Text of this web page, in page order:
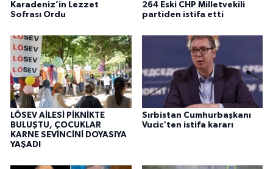
Karadeniz’in Lezzet
Sofrası Ordu
264 Eski CHP Milletvekili
partiden istifa etti
LÖSEV AİLESİ PİKNİKTE
BULUŞTU, ÇOCUKLAR
KARNE SEVİNCİNİ DOYASIYA
YAŞADI
Sırbistan Cumhurbaşkanı
Vucic'ten istifa kararı